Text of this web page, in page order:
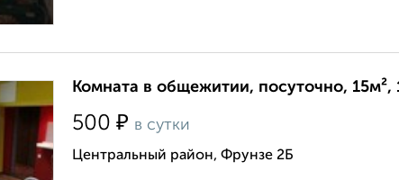
Комната в общежитии, посуточно, 15м²,
500 ₽ в сутки
Центральный район, Фрунзе 2Б